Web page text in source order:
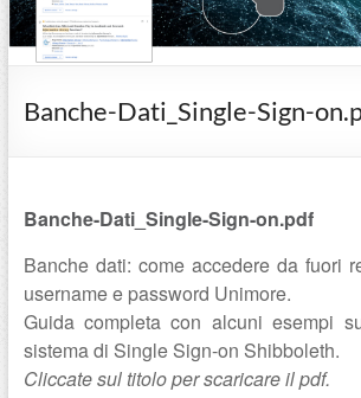
Banche-Dati_Single-Sign-
Banche-Dati_Single-Sign-on.pdf
Banche dati: come accedere da fuori
username e password Unimore.
Guida completa con alcuni esempi
sistema di Single Sign-on Shibboleth.
Cliccate sul titolo per scaricare il pdf.